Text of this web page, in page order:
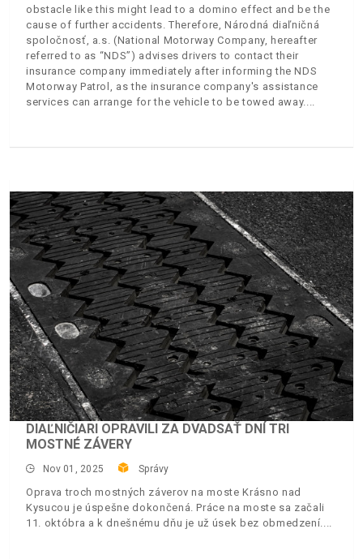
obstacle like this might lead to a domino effect and be the
cause of further accidents. Therefore, Národná diaľničná
spoločnosť, a.s. (National Motorway Company, hereafter
referred to as “NDS”) advises drivers to contact their
insurance company immediately after informing the NDS
Motorway Patrol, as the insurance company's assistance
services can arrange for the vehicle to be towed away.
DIAĽNIČIARI OPRAVILI ZA DVADSAŤ DNÍ TRI
MOSTNÉ ZÁVERY
Nov 01, 2025 Správy
Oprava troch mostných záverov na moste Krásno nad
Kysucou je úspešne dokončená. Práce na moste sa začali
11. októbra a k dnešnému dňu je už úsek bez obmedzení.